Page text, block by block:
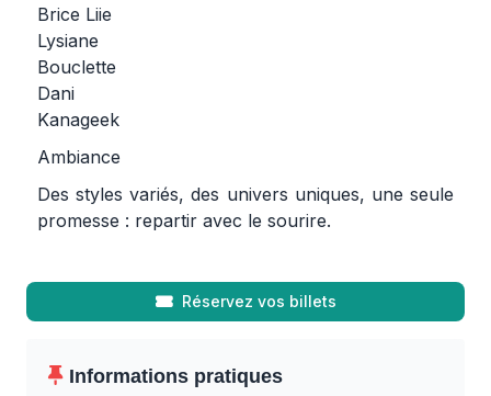
Brice Liie
Lysiane
Bouclette
Dani
Kanageek
Ambiance
Des styles variés, des univers uniques, une seule
promesse : repartir avec le sourire.
Réservez vos billets
Informations pratiques